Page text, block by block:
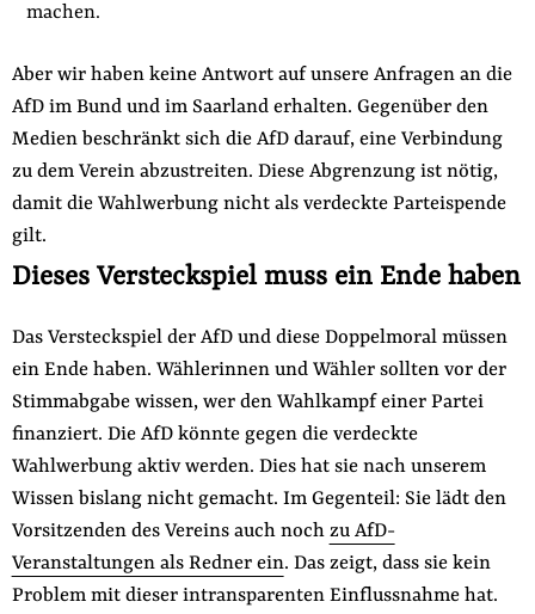
machen.
Aber wir haben keine Antwort auf unsere Anfragen an die
AfD im Bund und im Saarland erhalten. Gegenüber den
Medien beschränkt sich die AfD darauf, eine Verbindung
zu dem Verein abzustreiten. Diese Abgrenzung ist nötig,
damit die Wahlwerbung nicht als verdeckte Parteispende
gilt.
Dieses Versteckspiel muss ein Ende haben
Das Versteckspiel der AfD und diese Doppelmoral müssen
ein Ende haben. Wählerinnen und Wähler sollten vor der
Stimmabgabe wissen, wer den Wahlkampf einer Partei
finanziert. Die AfD könnte gegen die verdeckte
Wahlwerbung aktiv werden. Dies hat sie nach unserem
Wissen bislang nicht gemacht. Im Gegenteil: Sie lädt den
Vorsitzenden des Vereins auch noch zu AfD-
Veranstaltungen als Redner ein. Das zeigt, dass sie kein
Problem mit dieser intransparenten Einflussnahme hat.